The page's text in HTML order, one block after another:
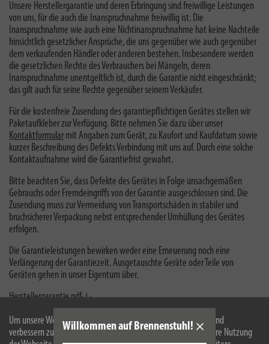
Um unsere Webseite für Sie optimal zu gestalten und fortlaufend
verbessern zu können, verwenden wir Cookies. Durch die weitere Nutzung
Willkommen auf Brennenstuhl!
Unsere Herstellergarantie und deren Erbringung sind freiwillige Leistungen
von uns, für die auch die Inanspruchnahme freiwillig ist. Die
Inanspruchnahme wie auch eine Nichtinanspruchnahme hat keine Nachteile
hinsichtlich gesetzlicher Ansprüche, die uns gegenüber wie auch gegenüber
dem verkaufenden Händler oder anderen bestehen. Insbesondere werden
die gesetzlichen Rechte des Verbrauchers bei Mängeln, deren
Inanspruchnahme unentgeltlich ist, durch die Garantie nicht eingeschränkt;
das gilt auch für seine Rechte gegenüber seinem Verkäufer.
Für die kostenfreie Zusendung des garantiepflichtigen Gerätes stellen wir
Paketaufkleber zur Verfügung. Bitte nehmen Sie dazu über unser
Kontaktformular mit Angaben zum Gerät, zu Kaufort und Kaufdatum sowie
kurzer Beschreibung des Defekts Verbindung mit uns auf. Durch eine solche
Kontaktaufnahme wird die Garantiefrist gewahrt.
Bitte beachten Sie, dass Defekte des Gerätes in Folge unsachgemäßen
Gebrauchs oder Fremdeingriffs von der Garantie ausgeschlossen sind. Die
Zusendung muss zur Vermeidung von Transportschäden in stabiler und
bruchsicherer Verpackung nebst entsprechender Umhüllung des Gerätes
erfolgen.
Die Garantieleistungen bewirken weder eine Erneuerung noch eine
Verlängerung der Garantiezeit. Ausgetauschte Geräte oder Teile von
Geräten gehen in unser Eigentum über.
Herstellergarantie.pdf